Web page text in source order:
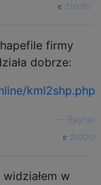
źródło
firmy
dobrze:
kml2shp.php
Rayner
źródło
w